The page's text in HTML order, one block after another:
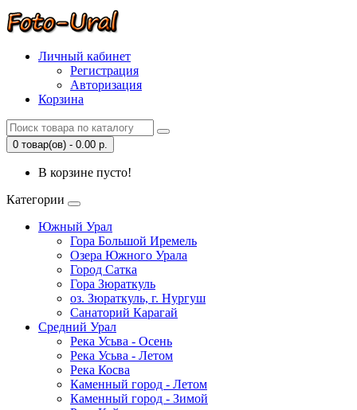
Личный кабинет
Регистрация
Авторизация
Корзина
0 товар(ов) - 0.00 р.
В корзине пусто!
Категории
Южный Урал
Гора Большой Иремель
Озера Южного Урала
Город Сатка
Гора Зюраткуль
оз. Зюраткуль, г. Нургуш
Санаторий Карагай
Средний Урал
Река Усьва - Осень
Река Усьва - Летом
Река Косва
Каменный город - Летом
Каменный город - Зимой